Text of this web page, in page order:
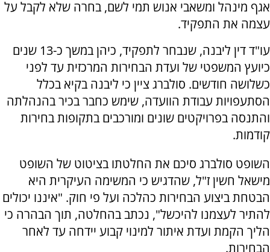
אגף מינהל ומשאבי אנוש תמי לשם, בחרה שלא לקבל על
עצמה את התפקיד.
עו"ד דין ליבנה, שנבחר לתפקיד, כיהן במשך כ-13 שנים
כיועץ המשפטי של ועדת הבחירות המרכזית עד לפני
כשלושה חודשים. סולברג ציין כי ליבנה בקיא בכלל
הסתעפויות עבודת הוועדה, שימש כחבר בכיר בהנהלתה
והתנסה בפרויקטים שונים ומורכבים בתקופות בחירות
קודמות.
השופט סולברג סיכם את החלטתו בציטוט של השופט
מישאל חשין ז"ל, שהדגיש כי המשימה העיקרית היא
הבטחת ביצוע הבחירות כהלכה ועל פי חוק. "איננו יכולים
להתיר לעצמנו להיכשל", נכתב בהחלטה, תוך הבהרה כי
הליך הקמת ועדת איתור למינוי קבוע יידחה עד לאחר
הבחירות.